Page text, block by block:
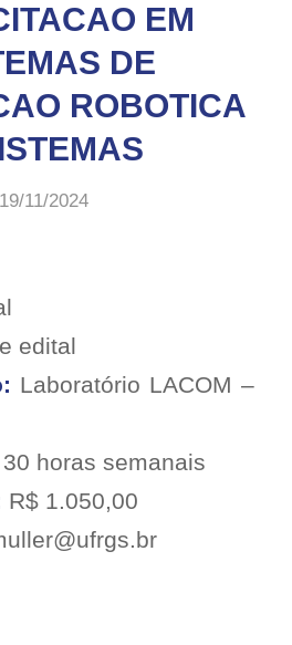
EM
DE
ROBOTICA
19/11/2024
edital
Laboratório LACOM –
30 horas semanais
R$ 1.050,00